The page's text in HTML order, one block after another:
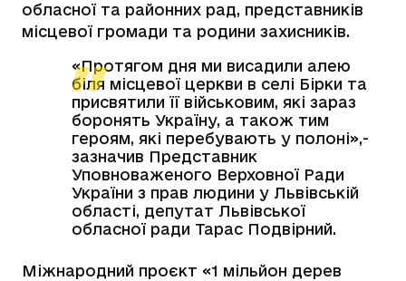
обласної та районних рад, представників
місцевої громади та родини захисників.
«Протягом дня ми висадили алею
біля місцевої церкви в селі Бірки та
присвятили її військовим, які зараз
боронять Україну, а також тим
героям, які перебувають у полоні»,-
зазначив Представник
Уповноваженого Верховної Ради
України з прав людини у Львівській
області, депутат Львівської
обласної ради Тарас Подвірний.
Міжнародний проєкт «1 мільйон дерев